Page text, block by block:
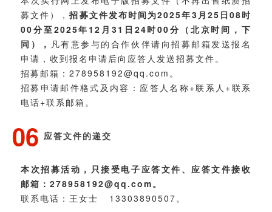
募文件），招募文件发布时间为2025年3月25日08时
00分至2025年12月31日24时00分（北京时间，下
同）， 凡有意参与的合作伙伴请向招募邮箱发送报名
申请，收到报名申请后向应答人发送招募文件。
招募邮箱：278958192@qq.com。
招募申请邮件格式及内容：应答人名称+联系人+联系
电话+联系邮箱。
06 应答文件的递交
本次招募活动，只接受电子应答文件、应答文件接收
邮箱：278958192@qq.com。
联系电话：王女士 13303890507。